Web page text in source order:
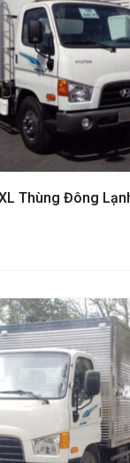
Thùng Đông